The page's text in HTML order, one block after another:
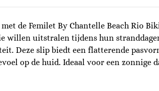
de Femilet By Chantelle Beach Rio
willen uitstralen tijdens hun
Deze slip biedt een flatterende
op de huid. Ideaal voor een zonnige